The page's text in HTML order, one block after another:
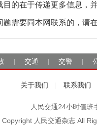
的在于传递更多信息，
需要同本网联系的，请
交通 交警
关于我们 联系我们
人民交通24小时值
Copyright 人民交通杂志 All